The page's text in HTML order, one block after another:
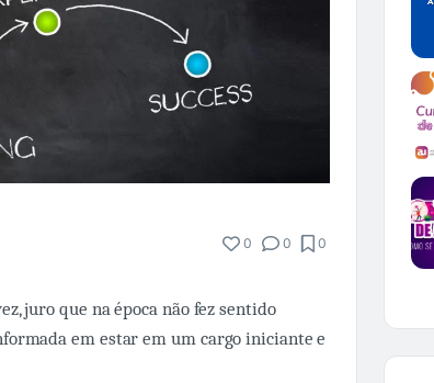
0 0 0
juro que na época não fez sentido
em estar em um cargo iniciante e